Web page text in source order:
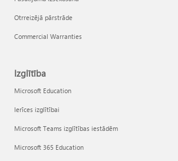
Otrreizējā pārstrāde
Commercial Warranties
Izglītība
Microsoft Education
Ierīces izglītībai
Microsoft Teams izglītības iestādēm
Microsoft 365 Education